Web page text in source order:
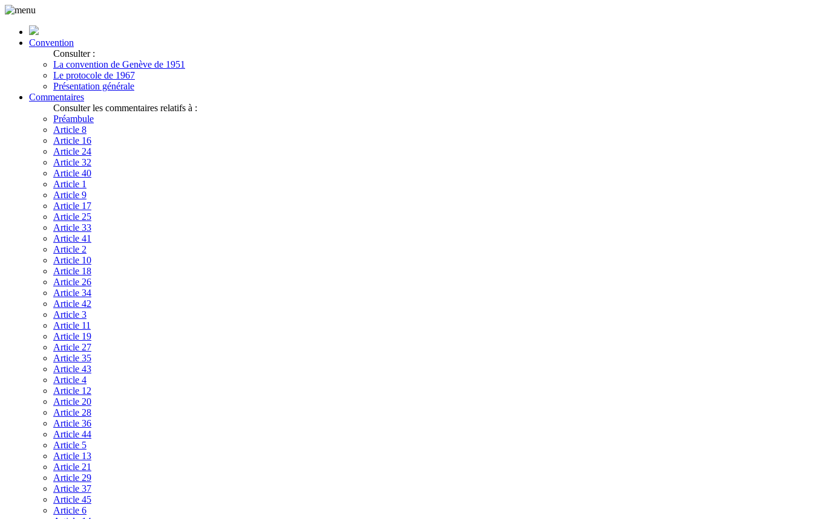
Convention
Consulter :
La convention de Genève de 1951
Le protocole de 1967
Présentation générale
Commentaires
Consulter les commentaires relatifs à :
Préambule
Article 8
Article 16
Article 24
Article 32
Article 40
Article 1
Article 9
Article 17
Article 25
Article 33
Article 41
Article 2
Article 10
Article 18
Article 26
Article 34
Article 42
Article 3
Article 11
Article 19
Article 27
Article 35
Article 43
Article 4
Article 12
Article 20
Article 28
Article 36
Article 44
Article 5
Article 13
Article 21
Article 29
Article 37
Article 45
Article 6